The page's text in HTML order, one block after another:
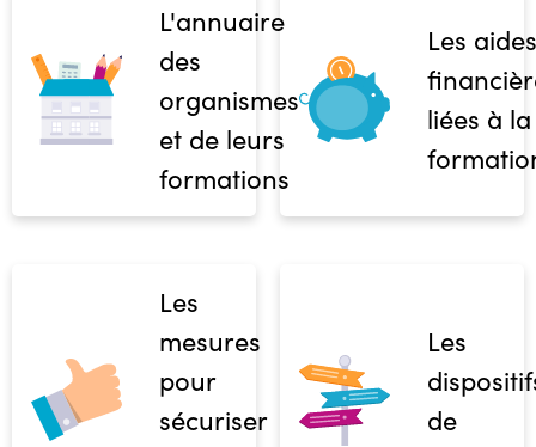
L'annuaire
des
organismes
et de leurs
formations
Les aides
liées à la
Les
mesures
pour
sécuriser
Les
de